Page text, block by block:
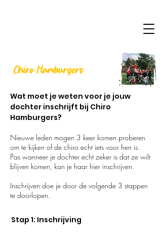
Chiro Hamburgers
Wat moet je weten voor je jouw
dochter inschrijft bij Chiro
Hamburgers?
Nieuwe leden mogen 3 keer komen proberen
om te kijken of de chiro echt iets voor hen is.
Pas wanneer je dochter echt zeker is dat ze wilt
blijven komen, kan je haar hier inschrijven.
Inschrijven doe je door de volgende 3 stappen
te doorlopen.
Stap 1: Inschrijving